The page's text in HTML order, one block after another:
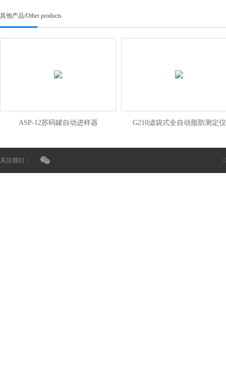
其他产品/Other products
ASP-12苏码罐自动进样器 G210滤袋式全自动脂肪测定仪
关注我们：